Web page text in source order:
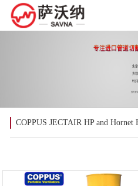
COPPUS JECTAIR HP and